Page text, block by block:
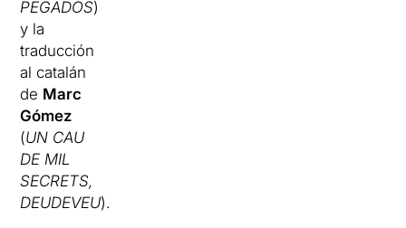
PEGADOS)
y la
traducción
al catalán
de Marc
Gómez
(UN CAU
DE MIL
SECRETS,
DEUDEVEU).